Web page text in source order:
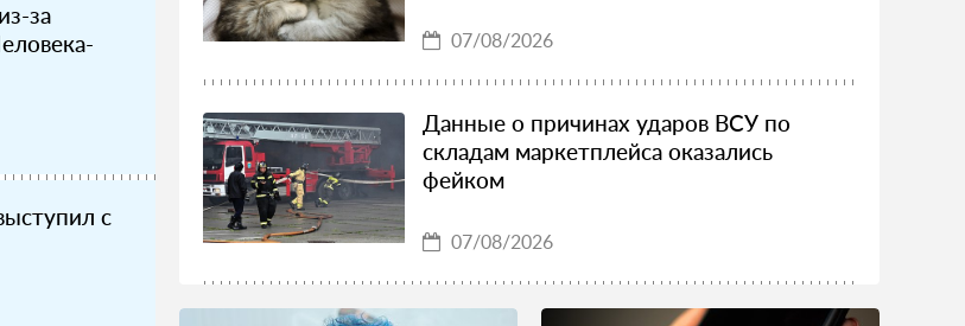
за
с
07/08/2026
Данные о причинах ударов ВСУ по
складам маркетплейса оказались
фейком
07/08/2026